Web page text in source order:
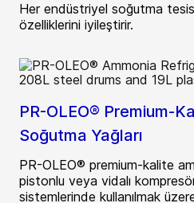
Her endüstriyel soğutma
özelliklerini iyileştirir.
PR-OLEO® Premium-
Soğutma Yağları
PR-OLEO® premium-kalite
pistonlu veya vidalı
sistemlerinde kullanılmak